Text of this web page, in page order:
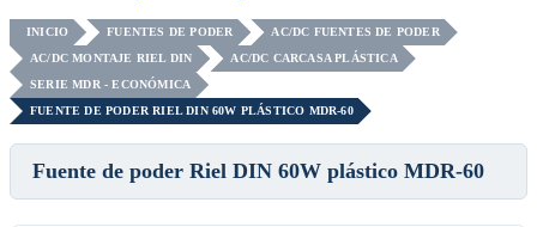
INICIO FUENTES DE PODER
AC/DC FUENTES DE PODER
AC/DC MONTAJE RIEL DIN
AC/DC CARCASA PLÁSTICA
SERIE MDR - ECONÓMICA
FUENTE DE PODER RIEL DIN 60W PLÁSTICO MDR-60
Fuente de poder Riel DIN 60W plástico MDR-60